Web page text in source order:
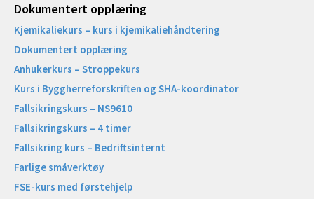
Dokumentert opplæring
Kjemikaliekurs – kurs i kjemikaliehåndtering
Dokumentert opplæring
Anhukerkurs – Stroppekurs
Kurs i Byggherreforskriften og SHA-koordinator
Fallsikringskurs – NS9610
Fallsikringskurs – 4 timer
Fallsikring kurs – Bedriftsinternt
Farlige småverktøy
FSE-kurs med førstehjelp